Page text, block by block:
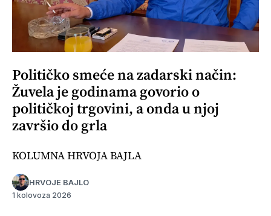
Političko smeće na zadarski način:
Žuvela je godinama govorio o
političkoj trgovini, a onda u njoj
završio do grla
KOLUMNA HRVOJA BAJLA
HRVOJE BAJLO
1 kolovoza 2026